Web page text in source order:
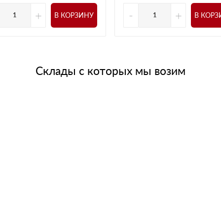
+ В КОРЗИНУ - + В
Склады с которых мы возим